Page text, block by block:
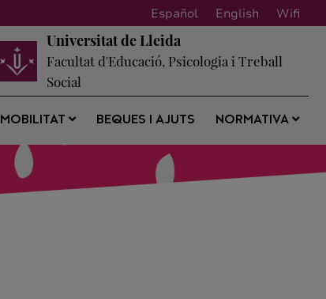
Español English Wifi
Universitat de Lleida
Facultat d'Educació, Psicologia i Treball
Social
MOBILITAT BEQUES I AJUTS NORMATIVA